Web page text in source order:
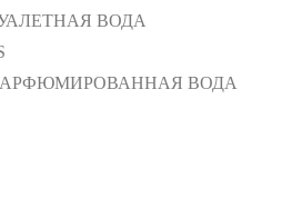
ВОДА
ПАРФЮМИРОВАННАЯ ВОДА